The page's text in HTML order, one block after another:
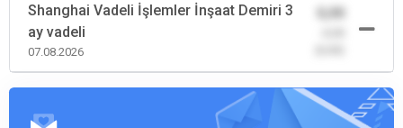
Shanghai Vadeli İşlemler İnşaat Demiri 3
ay vadeli
07.08.2026
0,00